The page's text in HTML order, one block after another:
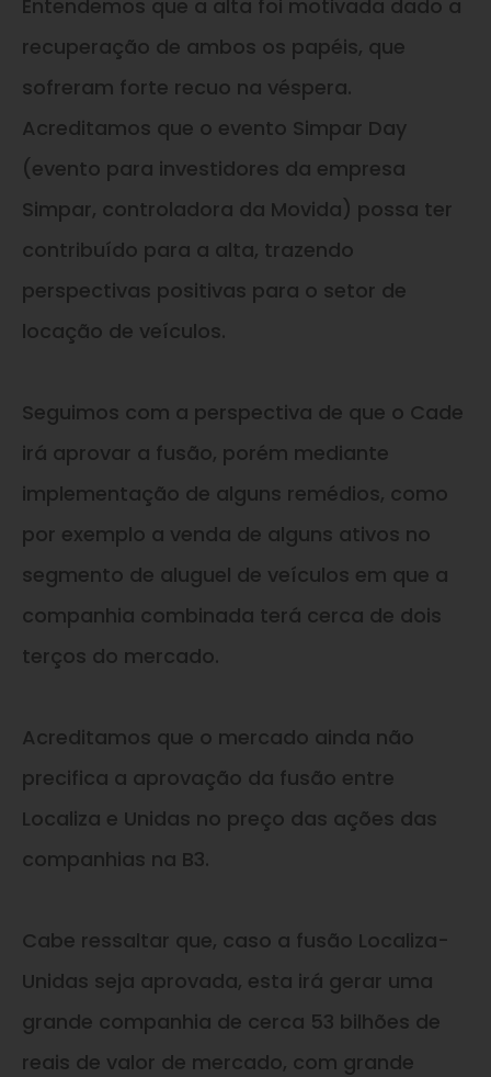
Entendemos que a alta foi motivada dado a
recuperação de ambos os papéis, que
sofreram forte recuo na véspera.
Acreditamos que o evento Simpar Day
(evento para investidores da empresa
Simpar, controladora da Movida) possa ter
contribuído para a alta, trazendo
perspectivas positivas para o setor de
locação de veículos.
Seguimos com a perspectiva de que o Cade
irá aprovar a fusão, porém mediante
implementação de alguns remédios, como
por exemplo a venda de alguns ativos no
segmento de aluguel de veículos em que a
companhia combinada terá cerca de dois
terços do mercado.
Acreditamos que o mercado ainda não
precifica a aprovação da fusão entre
Localiza e Unidas no preço das ações das
companhias na B3.
Cabe ressaltar que, caso a fusão Localiza-
Unidas seja aprovada, esta irá gerar uma
grande companhia de cerca 53 bilhões de
reais de valor de mercado, com grande